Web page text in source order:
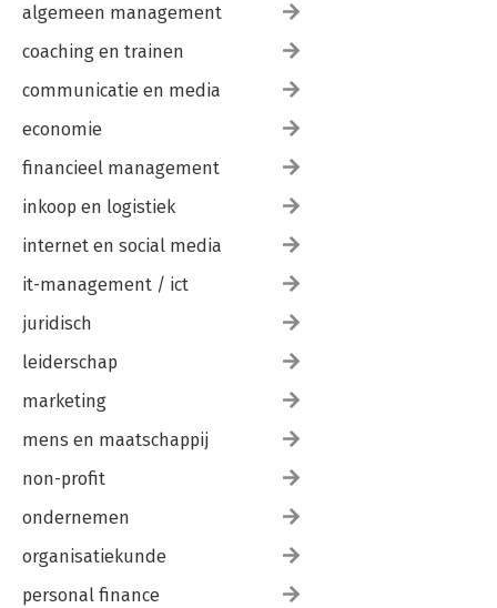
algemeen management
coaching en trainen
communicatie en media
economie
financieel management
inkoop en logistiek
internet en social media
it-management / ict
juridisch
leiderschap
marketing
mens en maatschappij
non-profit
ondernemen
organisatiekunde
personal finance